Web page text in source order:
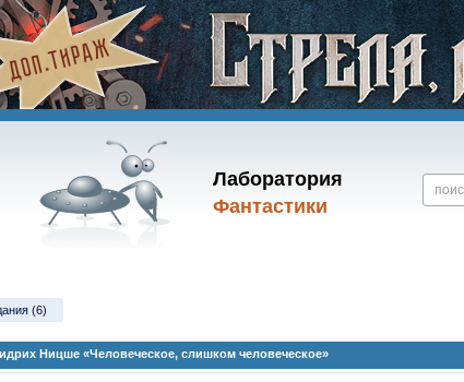
Лаборатория
Фантастики
(6)
Ницше «Человеческое, слишком человеческое»